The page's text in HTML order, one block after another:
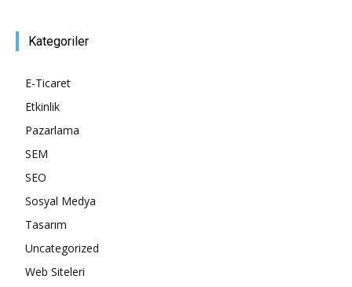
Kategoriler
E-Ticaret
Etkinlik
Pazarlama
SEM
SEO
Sosyal Medya
Tasarım
Uncategorized
Web Siteleri